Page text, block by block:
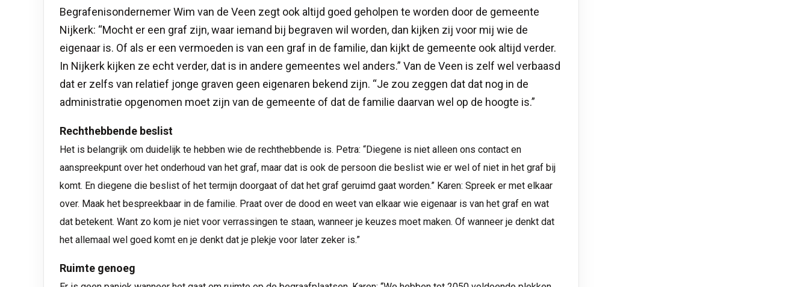
Begrafenisondernemer Wim van de Veen zegt ook altijd goed geholpen te worden door de gemeente
Nijkerk: “Mocht er een graf zijn, waar iemand bij begraven wil worden, dan kijken zij voor mij wie de
eigenaar is. Of als er een vermoeden is van een graf in de familie, dan kijkt de gemeente ook altijd verder.
In Nijkerk kijken ze echt verder, dat is in andere gemeentes wel anders.” Van de Veen is zelf wel verbaasd
dat er zelfs van relatief jonge graven geen eigenaren bekend zijn. “Je zou zeggen dat dat nog in de
administratie opgenomen moet zijn van de gemeente of dat de familie daarvan wel op de hoogte is.”
Rechthebbende beslist
Het is belangrijk om duidelijk te hebben wie de rechthebbende is. Petra: “Diegene is niet alleen ons contact en
aanspreekpunt over het onderhoud van het graf, maar dat is ook de persoon die beslist wie er wel of niet in het graf bij
komt. En diegene die beslist of het termijn doorgaat of dat het graf geruimd gaat worden.” Karen: Spreek er met elkaar
over. Maak het bespreekbaar in de familie. Praat over de dood en weet van elkaar wie eigenaar is van het graf en wat
dat betekent. Want zo kom je niet voor verrassingen te staan, wanneer je keuzes moet maken. Of wanneer je denkt dat
het allemaal wel goed komt en je denkt dat je plekje voor later zeker is.”
Ruimte genoeg